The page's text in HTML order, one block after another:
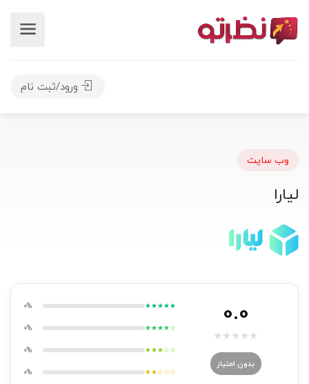
ورود/ثبت نام
وب سایت
لیارا
0.0
★
★
★
★
★
بدون امتیاز
★★★★★
0%
★★★★☆
0%
★★★☆☆
0%
★★☆☆☆
0%